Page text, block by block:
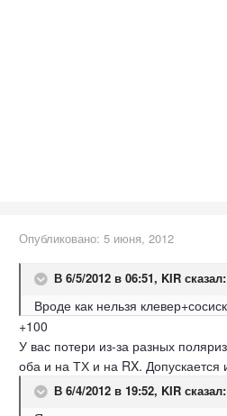
Опубликовано: 5 июня, 2012
В 6/5/2012 в 06:51, KIR сказал:
Вроде как нельзя
+100
У вас потери из-за разных
оба и на ТХ и на RX. Допускается
В 6/4/2012 в 19:52, KIR сказал: